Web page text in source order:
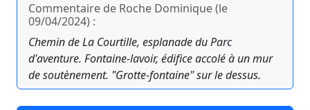
Commentaire de Roche Dominique (le
09/04/2024) :
Chemin de La Courtille, esplanade du Parc
d'aventure. Fontaine-lavoir, édifice accolé à un mur
de soutènement. "Grotte-fontaine" sur le dessus.